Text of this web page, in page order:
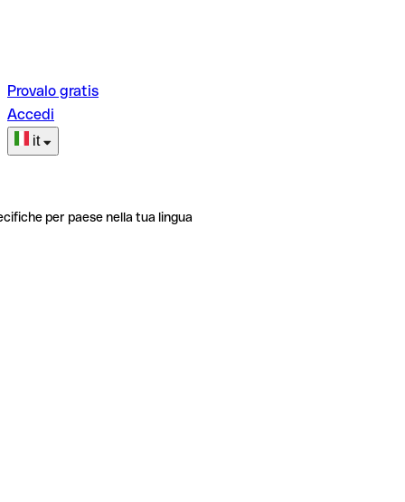
Provalo gratis
Accedi
it
per paese nella tua lingua